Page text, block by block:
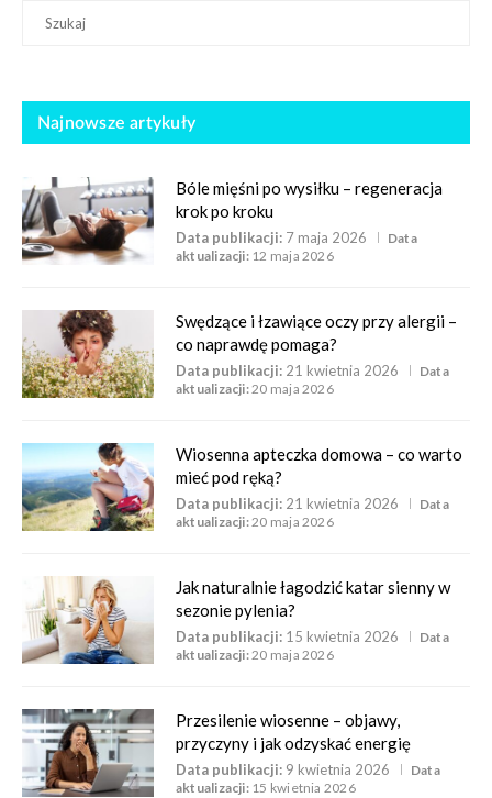
Najnowsze artykuły
Bóle mięśni po wysiłku – regeneracja
krok po kroku
Data publikacji: 7 maja 2026
Data
aktualizacji: 12 maja 2026
Swędzące i łzawiące oczy przy alergii –
co naprawdę pomaga?
Data publikacji: 21 kwietnia 2026
Data
aktualizacji:20 maja 2026
Wiosenna apteczka domowa – co warto
mieć pod ręką?
Data publikacji: 21 kwietnia 2026
Data
aktualizacji:20 maja 2026
Jak naturalnie łagodzić katar sienny w
sezonie pylenia?
Data publikacji: 15 kwietnia 2026
Data
aktualizacji:20 maja 2026
Przesilenie wiosenne – objawy,
przyczyny i jak odzyskać energię
Data publikacji: 9 kwietnia 2026
Data
aktualizacji: 15 kwietnia 2026